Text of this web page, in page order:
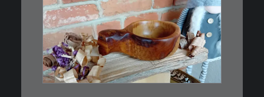
€15,00
Ein Holzbecher im Wikinger-Stil.
Inspiriert…